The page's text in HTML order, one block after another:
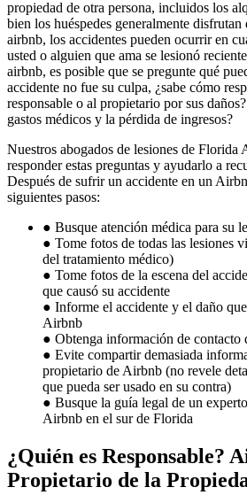
propiedad de otra persona, incluidos los
bien los huéspedes generalmente disfrutan
airbnb, los accidentes pueden ocurrir en
usted o alguien que ama se lesionó
airbnb, es posible que se pregunte qué
accidente no fue su culpa, ¿sabe cómo
responsable o al propietario por sus
gastos médicos y la pérdida de ingresos?
Nuestros abogados de lesiones de Florida
responder estas preguntas y ayudarlo a
Después de sufrir un accidente en un
siguientes pasos:
● Busque atención médica para su
● Tome fotos de todas las lesiones
del tratamiento médico)
● Tome fotos de la escena del
que causó su accidente
● Informe el accidente y el daño
Airbnb
● Obtenga información de contacto
● Evite compartir demasiada
propietario de Airbnb (no revele
que pueda ser usado en su contra)
● Busque la guía legal de un
Airbnb en el sur de Florida
¿Quién es Responsable?
Propietario de la